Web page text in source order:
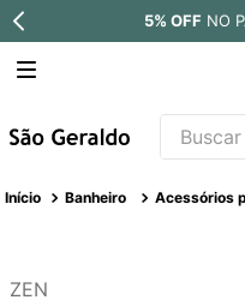
5% OFF NO
Buscar
Banheiro Acessórios
ZEN
TERMOS MAIS BUSCADOS